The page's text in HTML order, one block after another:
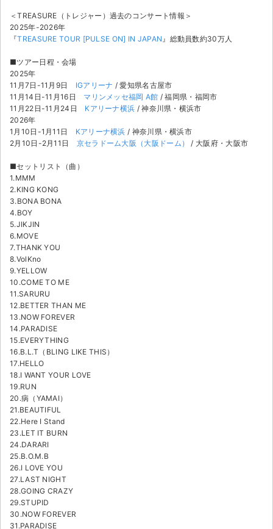
プライバシーポリシー
特定商取引法に基づく表記
公演登録依頼
不正転売禁止法について
チケットジャムの取り組み
音楽情報
＜TREASURE（トレジャー）過去のコンサート情報＞
2025年-2026年
『TREASURE TOUR [PULSE ON] IN JAPAN』総動員数約30万人
■ツアー日程・会場
2025年
11月7日-11月9日 IGアリーナ / 愛知県名古屋市
11月14日-11月16日 マリンメッセ福岡 A館 / 福岡県・福岡市
11月22日-11月24日 Kアリーナ横浜 / 神奈川県・横浜市
2026年
1月10日-1月11日 Kアリーナ横浜 / 神奈川県・横浜市
2月10日-2月11日 京セラドーム大阪（大阪ドーム） / 大阪府・大阪市
■セットリスト（曲）
1.MMM
2.KING KONG
3.BONA BONA
4.BOY
5.JIKJIN
6.MOVE
7.THANK YOU
8.VolKno
9.YELLOW
10.COME TO ME
11.SARURU
12.BETTER THAN ME
13.NOW FOREVER
14.PARADISE
15.EVERYTHING
16.B.L.T（BLING LIKE THIS）
17.HELLO
18.I WANT YOUR LOVE
19.RUN
20.病（YAMAI）
21.BEAUTIFUL
22.Here I Stand
23.LET IT BURN
24.DARARI
25.B.O.M.B
26.I LOVE YOU
27.LAST NIGHT
28.GOING CRAZY
29.STUPID
30.NOW FOREVER
31.PARADISE